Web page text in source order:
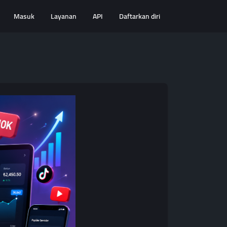
Masuk Layanan API Daftarkan diri